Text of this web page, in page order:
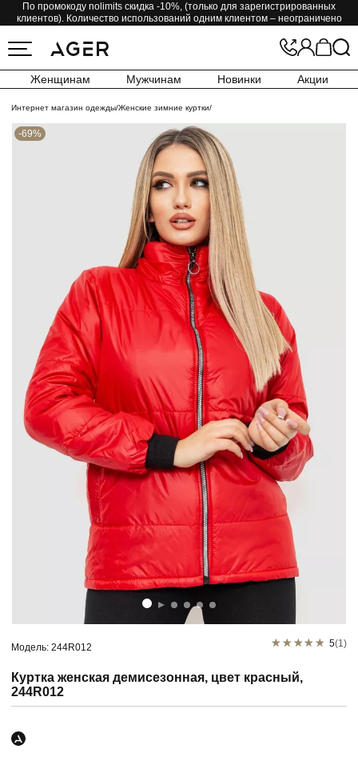
По промокоду nolimits скидка -10%, (только для зарегистрированных
клиентов). Количество использований одним клиентом – неограничено
Женщинам Мужчинам Новинки Акции
Интернет магазин одежды/Женские зимние куртки/
-69%
Модель: 244R012 5(1)
Куртка женская демисезонная, цвет красный,
244R012